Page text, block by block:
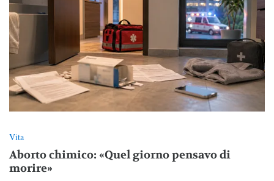
Vita
Aborto chimico: «Quel giorno pensavo di
morire»